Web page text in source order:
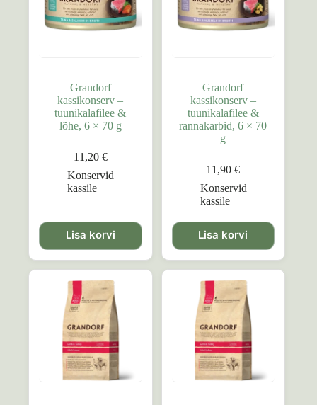
Grandorf
kassikonserv –
tuunikalafilee &
lõhe, 6 × 70 g
11,20 €
Konservid
kassile
Lisa korvi
Grandorf
kassikonserv –
tuunikalafilee &
rannakarbid, 6 × 70
g
11,90€
Konservid
kassile
Lisa korvi